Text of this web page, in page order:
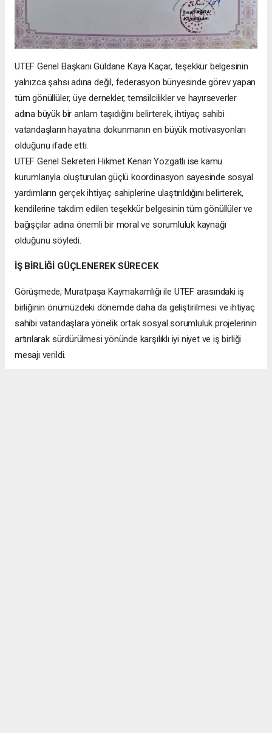
UTEF Genel Başkanı Güldane Kaya Kaçar, teşekkür belgesinin
yalnızca şahsı adına değil, federasyon bünyesinde görev yapan
tüm gönüllüler, üye dernekler, temsilcilikler ve hayırseverler
adına büyük bir anlam taşıdığını belirterek, ihtiyaç sahibi
vatandaşların hayatına dokunmanın en büyük motivasyonları
olduğunu ifade etti.
UTEF Genel Sekreteri Hikmet Kenan Yozgatlı ise kamu
kurumlarıyla oluşturulan güçlü koordinasyon sayesinde sosyal
yardımların gerçek ihtiyaç sahiplerine ulaştırıldığını belirterek,
kendilerine takdim edilen teşekkür belgesinin tüm gönüllüler ve
bağışçılar adına önemli bir moral ve sorumluluk kaynağı
olduğunu söyledi.
İŞ BİRLİĞİ GÜÇLENEREK SÜRECEK
Görüşmede, Muratpaşa Kaymakamlığı ile UTEF arasındaki iş
birliğinin önümüzdeki dönemde daha da geliştirilmesi ve ihtiyaç
sahibi vatandaşlara yönelik ortak sosyal sorumluluk projelerinin
artırılarak sürdürülmesi yönünde karşılıklı iyi niyet ve iş birliği
mesajı verildi.